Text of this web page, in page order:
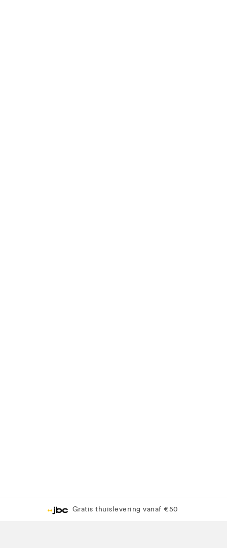
Gratis thuislevering vanaf €50